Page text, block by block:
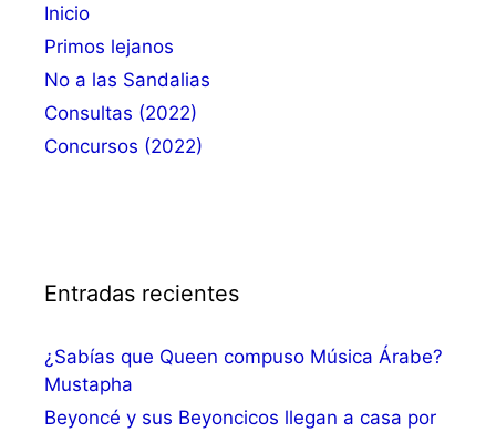
Inicio
Primos lejanos
No a las Sandalias
Consultas (2022)
Concursos (2022)
Entradas recientes
¿Sabías que Queen compuso Música Árabe?
Mustapha
Beyoncé y sus Beyoncicos llegan a casa por